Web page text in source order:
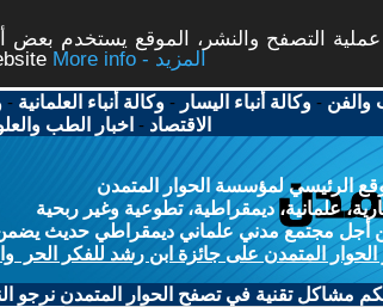
التصفح والنشر، الموقع يستخدم بعض
More info - المزيد
والفن -وكالة أنباء اليسار -وكالة أنباء العلمانية -
الاقتصاد - اخبار الطب
الرئيسي لمؤسسة الحوار المتمدن
علمانية، ديمقراطية، تطوعية وغير ربحية
أجل مجتمع مدني علماني ديمقراطي حديث يضمن
الحوار المتمدن على جائزة ابن رشد للفكر الحر
مشاكل تقنية في تصفح الحوار المتمدن نرجو